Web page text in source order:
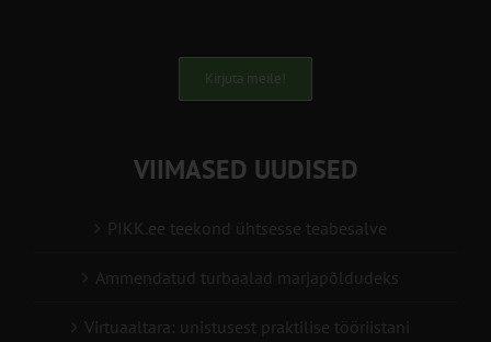
Kirjuta meile!
VIIMASED UUDISED
PIKK.ee teekond ühtsesse teabesalve
Ammendatud turbaalad marjapõldudeks
Virtuaaltara: unistusest praktilise tööriistani